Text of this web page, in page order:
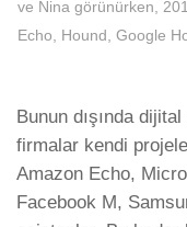
ve Nina görünürken,
Echo, Hound, Google
Bunun dışında
firmalar kendi
Amazon Echo,
Facebook M,